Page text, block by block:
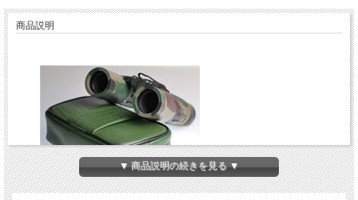
商品説明
▼ 商品説明の続きを見る ▼